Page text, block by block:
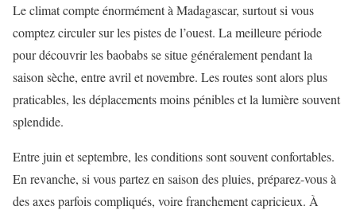
Le climat compte énormément à Madagascar, surtout si vous
comptez circuler sur les pistes de l’ouest. La meilleure période
pour découvrir les baobabs se situe généralement pendant la
saison sèche, entre avril et novembre. Les routes sont alors plus
praticables, les déplacements moins pénibles et la lumière souvent
splendide.
Entre juin et septembre, les conditions sont souvent confortables.
En revanche, si vous partez en saison des pluies, préparez-vous à
des axes parfois compliqués, voire franchement capricieux. À